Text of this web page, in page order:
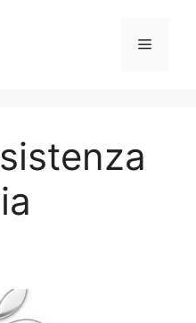
Menu